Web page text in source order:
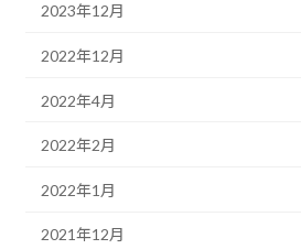
2023年12月
2022年12月
2022年4月
2022年2月
2022年1月
2021年12月